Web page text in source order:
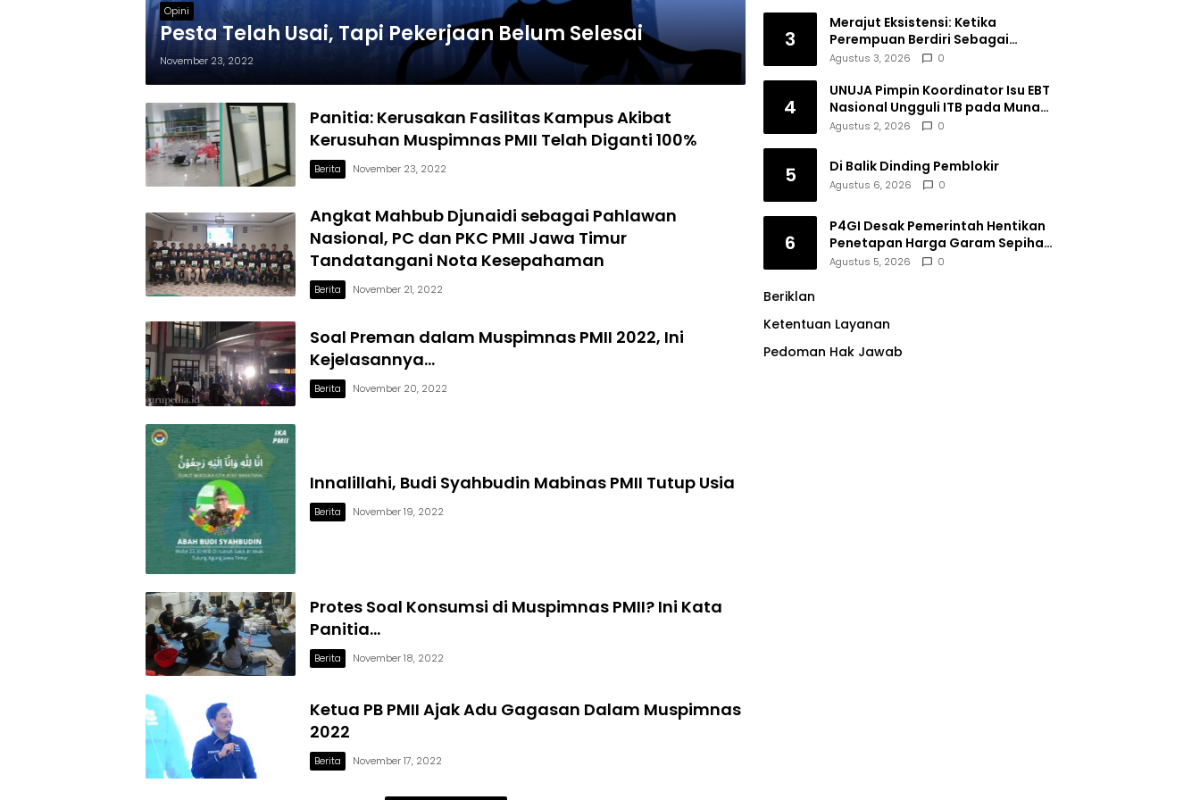
Opini
Pesta Telah Usai, Tapi Pekerjaan Belum Selesai
November 23, 2022
Panitia: Kerusakan Fasilitas Kampus Akibat
Kerusuhan Muspimnas PMII Telah Diganti 100%
Berita November 23, 2022
Angkat Mahbub Djunaidi sebagai Pahlawan
Nasional, PC dan PKC PMII Jawa Timur
Tandatangani Nota Kesepahaman
Berita November 21, 2022
Soal Preman dalam Muspimnas PMII 2022, Ini
Kejelasannya…
Berita November 20, 2022
Innalillahi, Budi Syahbudin Mabinas PMII Tutup Usia
Berita November 19, 2022
Protes Soal Konsumsi di Muspimnas PMII? Ini Kata
Panitia…
Berita November 18, 2022
Ketua PB PMII Ajak Adu Gagasan Dalam Muspimnas
2022
Berita November 17, 2022
3
Merajut Eksistensi: Ketika
Perempuan Berdiri Sebagai
Subjek
Agustus 3, 2026 0
4
UNUJA Pimpin Koordinator Isu EBT
Nasional Ungguli ITB pada Munas
BEM SI XIX
Agustus 2, 2026 0
5 Di Balik Dinding Pemblokir
Agustus 6, 2026 0
6
P4GI Desak Pemerintah Hentikan
Penetapan Harga Garam Sepihak
oleh Pabrik
Agustus 5, 2026 0
Beriklan
Ketentuan Layanan
Pedoman Hak Jawab